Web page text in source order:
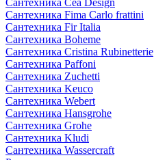
Сантехника Cea Design
Сантехника Fima Carlo frattini
Сантехника Fir Italia
Сантехника Boheme
Сантехника Cristina Rubinetterie
Сантехника Paffoni
Сантехника Zuchetti
Сантехника Keuco
Сантехника Webert
Сантехника Hansgrohe
Сантехника Grohe
Сантехника Kludi
Сантехника Wassercraft